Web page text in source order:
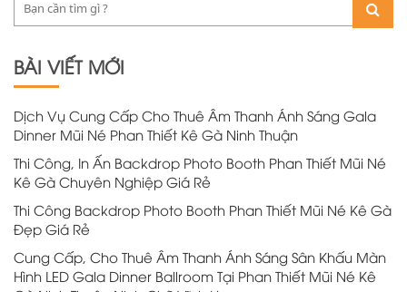
BÀI VIẾT MỚI
Dịch Vụ Cung Cấp Cho Thuê Âm Thanh Ánh Sáng Gala
Dinner Mũi Né Phan Thiết Kê Gà Ninh Thuận
Thi Công, In Ấn Backdrop Photo Booth Phan Thiết Mũi Né
Kê Gà Chuyên Nghiệp Giá Rẻ
Thi Công Backdrop Photo Booth Phan Thiết Mũi Né Kê Gà
Đẹp Giá Rẻ
Cung Cấp, Cho Thuê Âm Thanh Ánh Sáng Sân Khấu Màn
Hình LED Gala Dinner Ballroom Tại Phan Thiết Mũi Né Kê